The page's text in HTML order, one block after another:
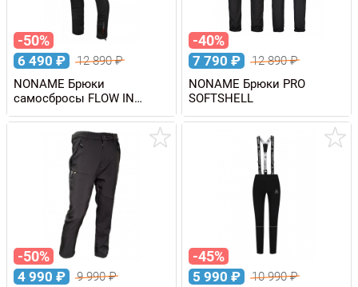
-50%
6 490 ₽ 12 890₽
NONAME Брюки
самосбросы FLOW IN
MOTION PANTS
-40%
7 790 ₽ 12 890₽
NONAME Брюки PRO
SOFTSHELL
-50%
4 990 ₽ 9 990₽
-45%
5 990 ₽ 10 990₽